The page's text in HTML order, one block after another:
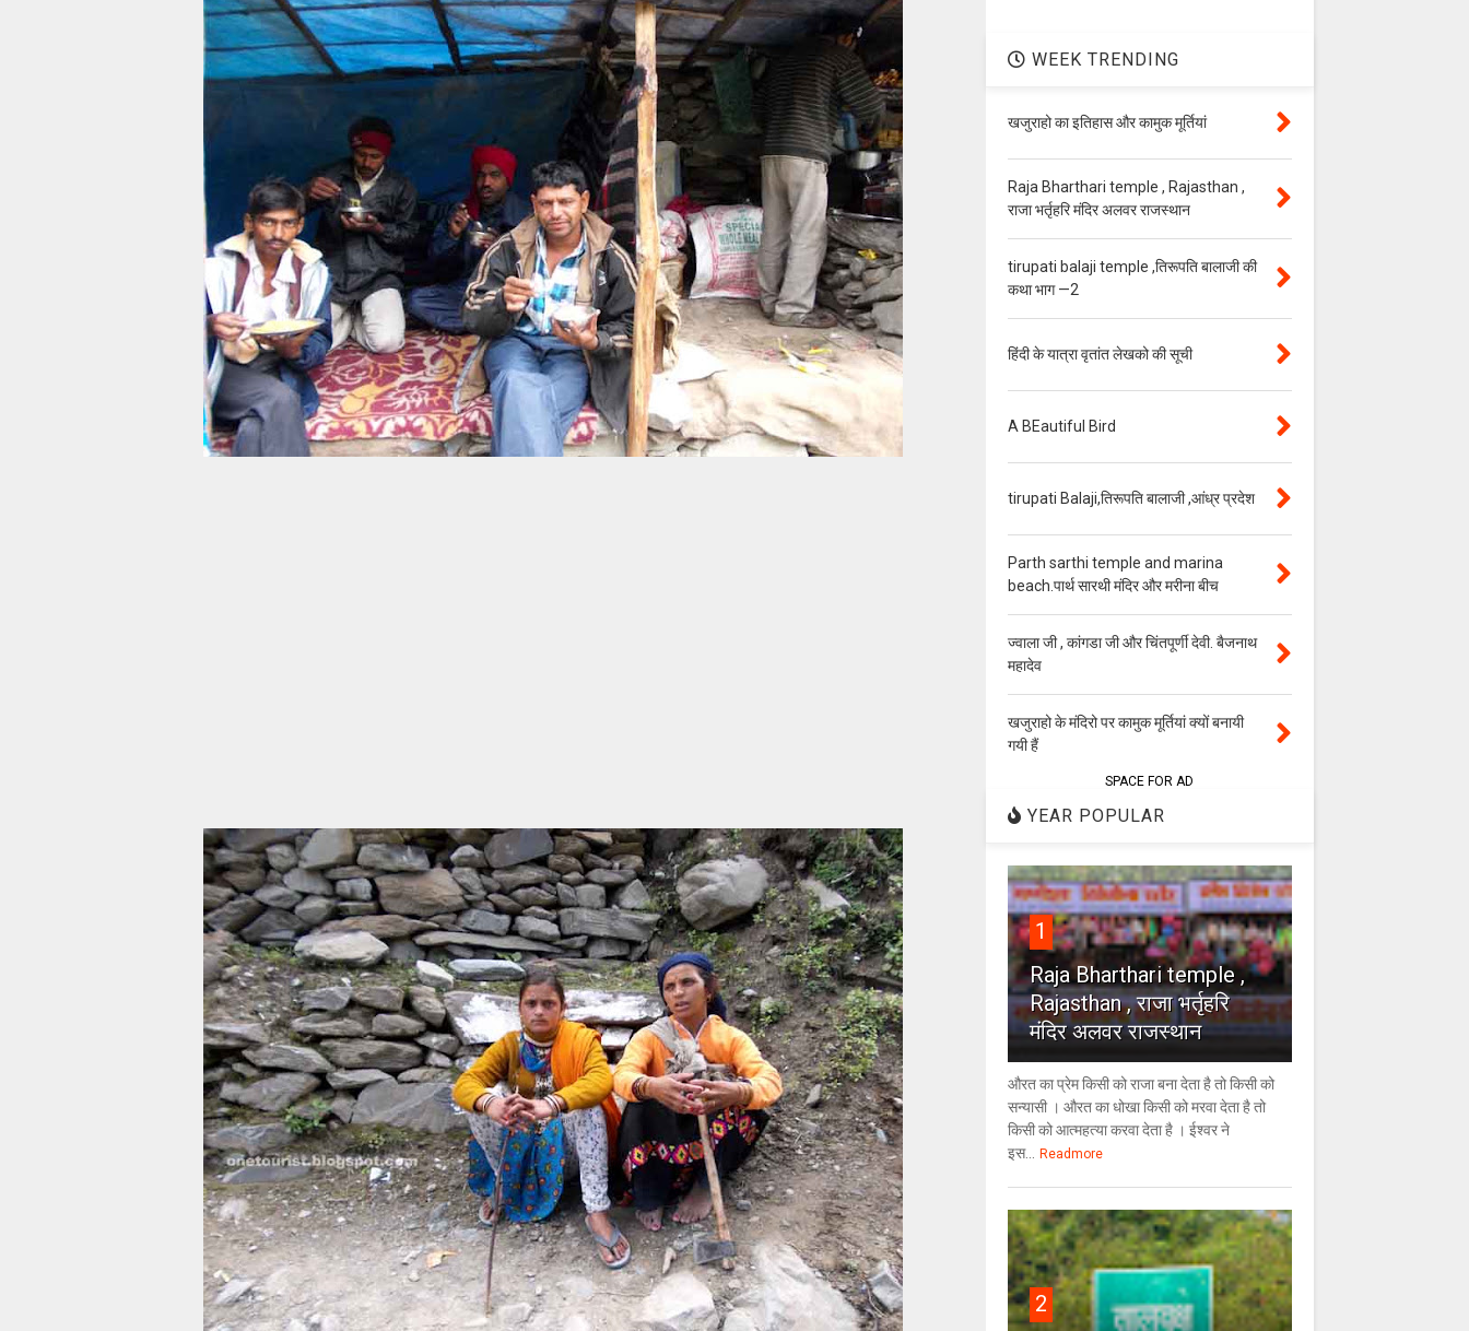
WEEK TRENDING
खजुराहो का इतिहास और कामुक मूर्तियां
Raja Bharthari temple , Rajasthan ,
राजा भर्तृहरि मंदिर अलवर राजस्थान
tirupati balaji temple ,तिरूपति बालाजी की
कथा भाग —2
हिंदी के यात्रा वृतांत लेखको की सूची
A BEautiful Bird
tirupati Balaji,तिरूपति बालाजी ,आंध्र प्रदेश
Parth sarthi temple and marina
beach.पार्थ सारथी मंदिर और मरीना बीच
ज्वाला जी , कांगडा जी और चिंतपूर्णी देवी. बैजनाथ
महादेव
खजुराहो के मंदिरो पर कामुक मूर्तियां क्यों बनायी
गयी हैं
SPACE FOR AD
YEAR POPULAR
1
Raja Bharthari temple ,
Rajasthan , राजा भर्तृहरि
मंदिर अलवर राजस्थान
औरत का प्रेम किसी को राजा बना देता है तो किसी को
सन्यासी । औरत का धोखा किसी को मरवा देता है तो
किसी को आत्महत्या करवा देता है । ईश्वर ने
इस...
Readmore
2